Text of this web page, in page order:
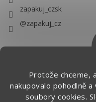
Protože chceme,
nakupovalo pohodlně
soubory cookies.
zapakuj_czsk
@zapakuj_cz